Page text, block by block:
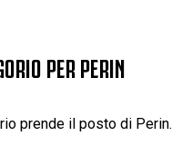
PER PERIN
prende il posto di Perin.